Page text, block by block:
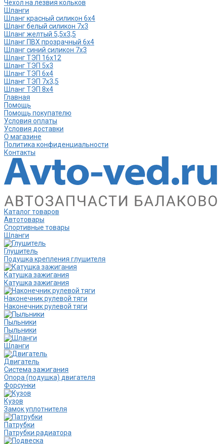
Чехол на лезвия кольков
Шланги
Шланг красный силикон 6х4
Шланг белый силикон 7х3
Шланг желтый 5,5х3,5
Шланг ПВХ прозрачный 6х4
Шланг синий силикон 7х3
Шланг ТЭП 16х12
Шланг ТЭП 5х3
Шланг ТЭП 6х4
Шланг ТЭП 7х3,5
Шланг ТЭП 8х4
Главная
Помощь
Помощь покупателю
Условия оплаты
Условия доставки
О магазине
Политика конфиденциальности
Контакты
Каталог товаров
Автотовары
Спортивные товары
Шланги
Глушитель
Подушка крепления глушителя
Катушка зажигания
Катушка зажигания
Наконечник рулевой тяги
Наконечник рулевой тяги
Пыльники
Пыльники
Шланги
Двигатель
Система зажигания
Опора (подушка) двигателя
Форсунки
Кузов
Замок уплотнителя
Патрубки
Патрубки радиатора